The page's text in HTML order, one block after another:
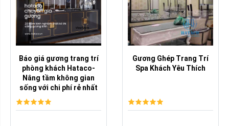
Báo giá gương trang trí
phòng khách Hataco-
Nâng tầm không gian
sống với chi phí rẻ nhất
Gương Ghép Trang Trí
Spa Khách Yêu Thích